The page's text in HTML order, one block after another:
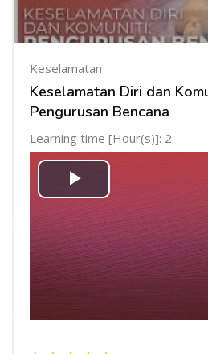
Keselamatan
Keselamatan Diri dan
Pengurusan Bencana
Learning time [Hour(s)]: 2
Mainkan
Video